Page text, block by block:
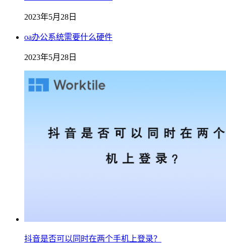
2023年5月28日
oa办公系统需要什么硬件
2023年5月28日
抖音是否可以同时在两个手机上登录？